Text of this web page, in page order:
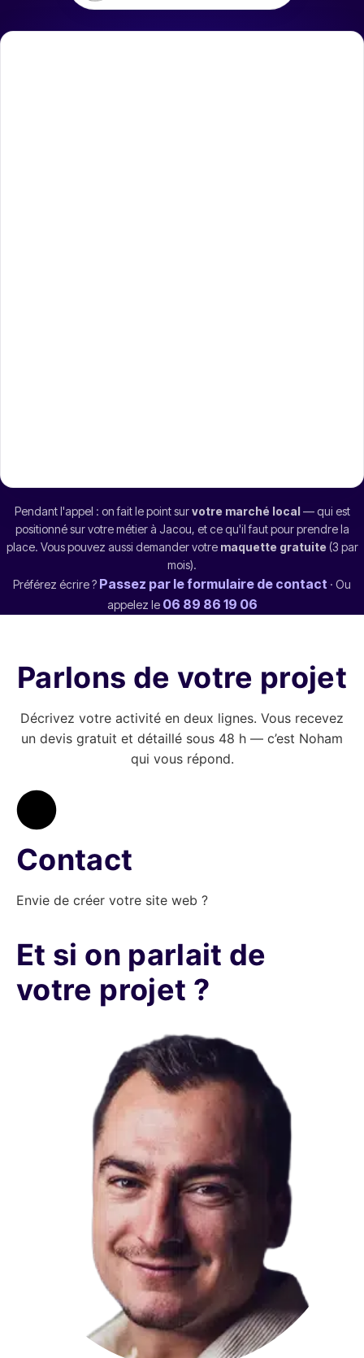
Pendant l'appel : on fait le point survotre marché local— qui est
positionné sur votre métier à Jacou, et ce qu'il faut pour prendre la
place. Vous pouvez aussi demander votre maquette gratuite (3 par
mois).
Préférez écrire ? Passez par le formulaire de contact · Ou
appelez le 06 89 86 19 06
Parlons de votre projet
Décrivez votre activité en deux lignes. Vous recevez
un devis gratuit et détaillé sous 48 h — c’est Noham
qui vous répond.
Contact
Envie de créer votre site web ?
Et si on parlait de
votre projet ?